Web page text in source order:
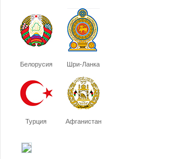
Белорусия Шри-Ланка
Турция Афганистан